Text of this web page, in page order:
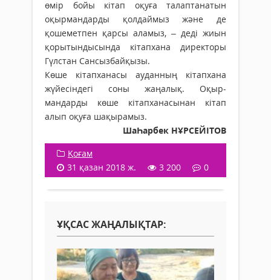
өмір бойы кітап оқуға талаптанатын
оқырмандарды қолдаймыз және де
қошеметпен қарсы аламыз, – деді жиын
қорытындысында кітапхана директоры
Гүлстан Сансызбайқызы.
Көше кітапханасы ауданның кітап­хана
жүйесіндегі соны жаңалық. Оқыр­
мандарды көше кітапханасынан кітап
алып оқуға шақырамыз.
ШаҺарбек НҰРСЕЙІТОВ
Қоғам
31 қазан 2018 ж.
3 200 0
ҰҚСАС ЖАҢАЛЫҚТАР: